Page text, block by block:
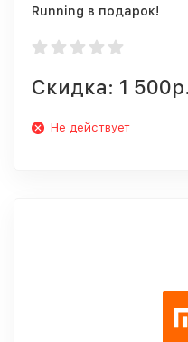
Running в подарок!
Скидка: 1 500р.
Не действует